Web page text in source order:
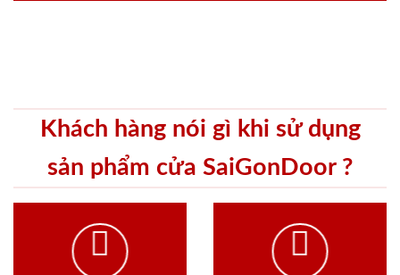
Khách hàng nói gì khi sử dụng
sản phẩm cửa SaiGonDoor ?